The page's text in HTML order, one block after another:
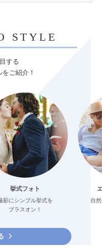
STYLE
する
ご紹介！
挙式フォト
影にシンプル挙式を
プラスオン！
自